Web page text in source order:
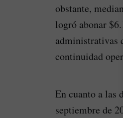
obstante,
logró abonar
administrativas
continuidad
En cuanto a las
septiembre de